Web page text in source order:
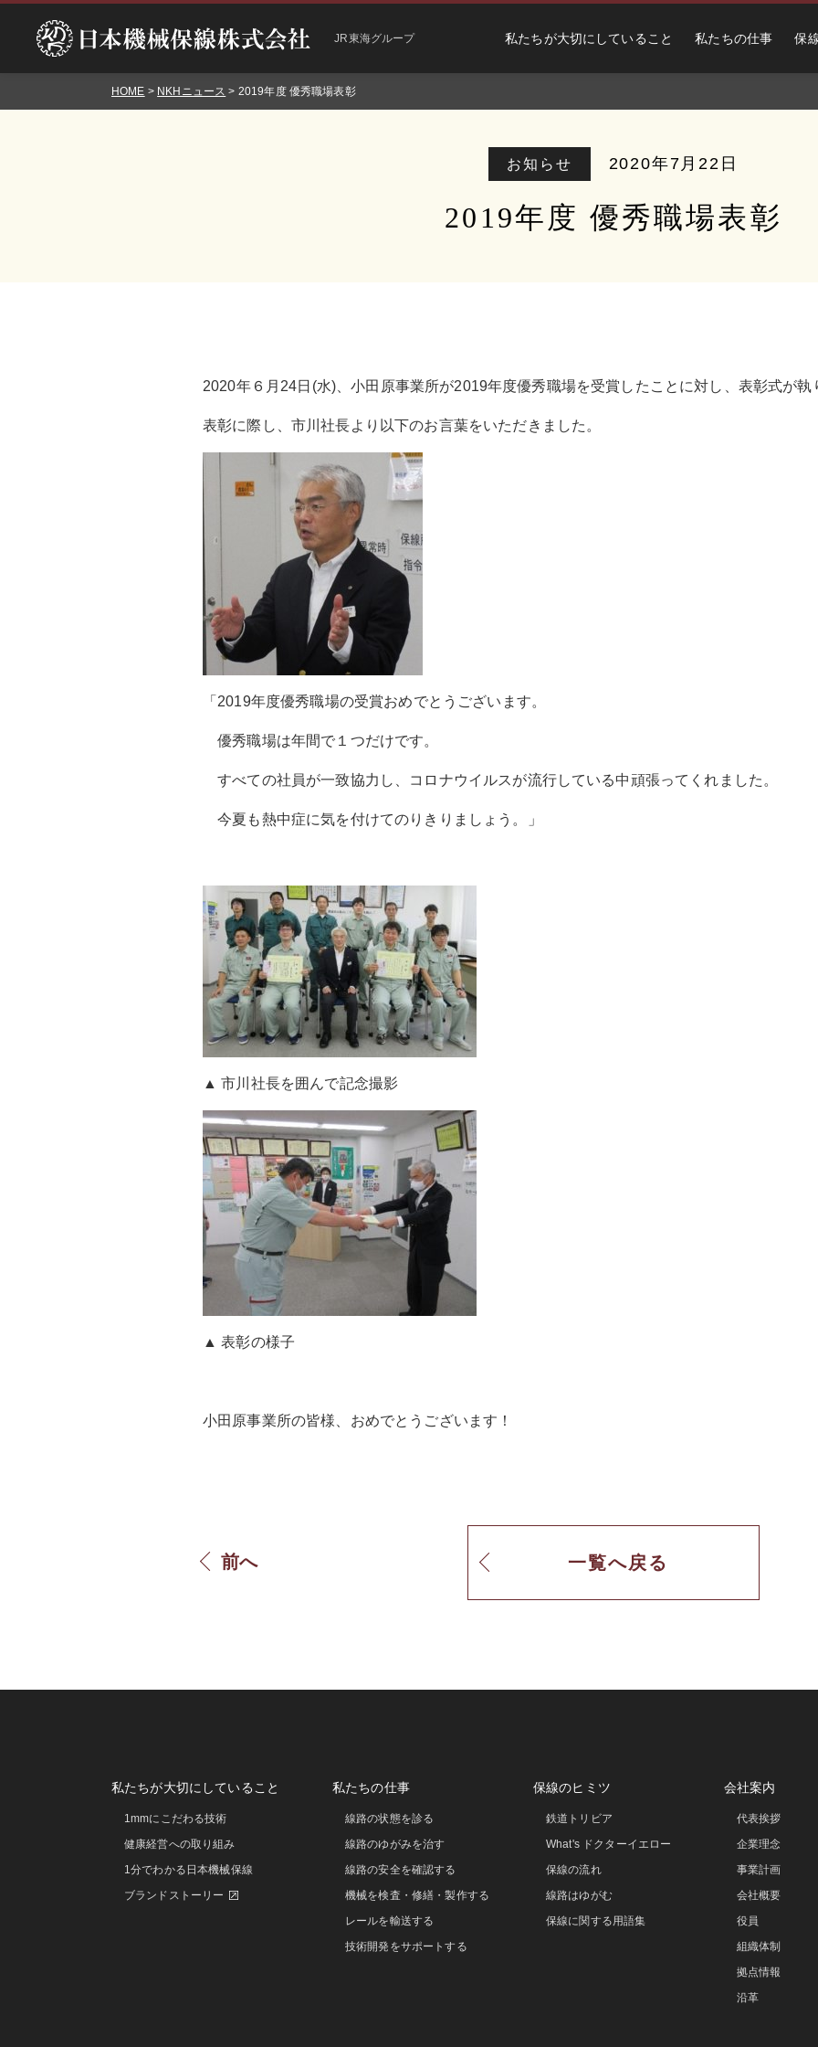
JR東海グループ 私たちが大切にしていること 私たちの仕事 保
HOME > NKHニュース > 2019年度 優秀職場表彰
お知らせ 2020年7月22日
2019年度 優秀職場表彰
2020年６月24日(水)、小田原事業所が2019年度優秀職場を受賞したことに対し、表彰式が執
表彰に際し、市川社長より以下のお言葉をいただきました。
「 2019年度優秀職場の受賞おめでとうございます。
優秀職場は年間で１つだけです。
すべての社員が一致協力し、コロナウイルスが流行している中頑張ってくれました。
今夏も熱中症に気を付けてのりきりましょう。」
▲ 市川社長を囲んで記念撮影
▲ 表彰の様子
小田原事業所の皆様、おめでとうございます！
前へ 一覧へ戻る
私たちが大切にしていること
1mmにこだわる技術
健康経営への取り組み
1分でわかる日本機械保線
ブランドストーリー
私たちの仕事
線路の状態を診る
線路のゆがみを治す
線路の安全を確認する
機械を検査・修繕・製作する
レールを輸送する
技術開発をサポートする
保線のヒミツ
鉄道トリビア
What's ドクターイエロー
保線の流れ
線路はゆがむ
保線に関する用語集
会社案内
代表挨拶
企業理念
事業計画
会社概要
役員
組織体制
拠点情報
沿革